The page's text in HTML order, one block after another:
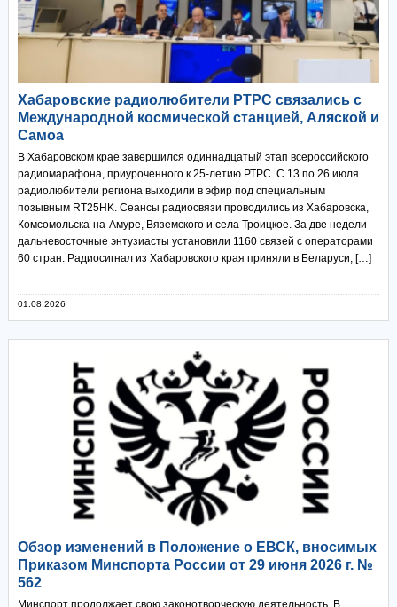
Хабаровские радиолюбители РТРС связались с
Международной космической станцией, Аляской и
Самоа
В Хабаровском крае завершился одиннадцатый этап всероссийского
радиомарафона, приуроченного к 25-летию РТРС. С 13 по 26 июля
радиолюбители региона выходили в эфир под специальным
позывным RT25HK. Сеансы радиосвязи проводились из Хабаровска,
Комсомольска-на-Амуре, Вяземского и села Троицкое. За две недели
дальневосточные энтузиасты установили 1160 связей с операторами
60 стран. Радиосигнал из Хабаровского края приняли в Беларуси, […]
01.08.2026
Обзор изменений в Положение о ЕВСК, вносимых
Приказом Минспорта России от 29 июня 2026 г. №
562
Минспорт продолжает свою законотворческую деятельность. В